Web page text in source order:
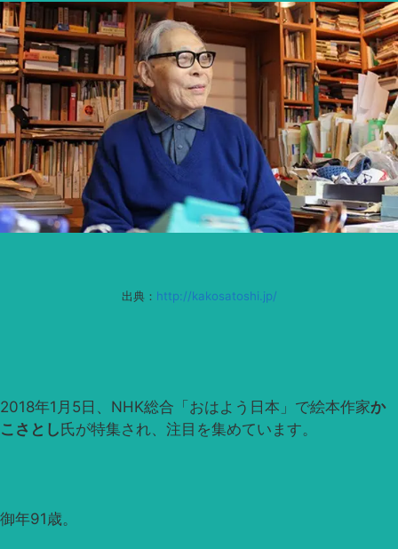
出典： http://kakosatoshi.jp/
2018年1月5日、NHK総合「おはよう日本」で絵本作家か
こさとし氏が特集され、注目を集めています。
御年91歳。